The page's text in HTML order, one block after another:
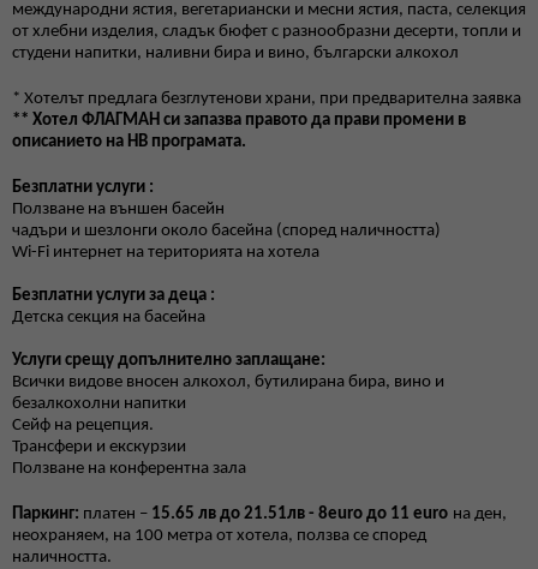
международни ястия, вегетариански и месни ястия, паста, селекция
от хлебни изделия, сладък бюфет с разнообразни десерти, топли и
студени напитки, наливни бира и вино, български алкохол
* Хотелът предлага безглутенови храни, при предварителна заявка
** Хотел ФЛАГМАН си запазва правото да прави промени в
описанието на HB програмата.
Безплатни услуги :
Ползване на външен басейн
чадъри и шезлонги около басейна (според наличността)
Wi-Fi интернет на територията на хотела
Безплатни услуги за деца :
Детска секция на басейна
Услуги срещу допълнително заплащане:
Всички видове вносен алкохол, бутилирана бира, вино и
безалкохолни напитки
Сейф на рецепция.
Трансфери и екскурзии
Ползване на конферентна зала
Паркинг: платен – 15.65 лв до 21.51лв - 8euro до 11 euro на ден,
неохраняем, на 100 метра от хотела, ползва се според
наличността.